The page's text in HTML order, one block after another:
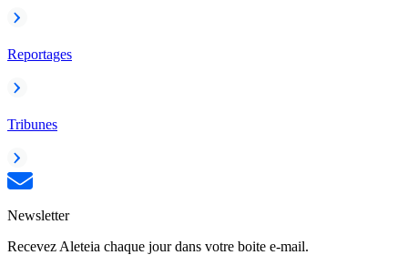
Reportages
Tribunes
Newsletter
Recevez Aleteia chaque jour dans votre boite e-mail.